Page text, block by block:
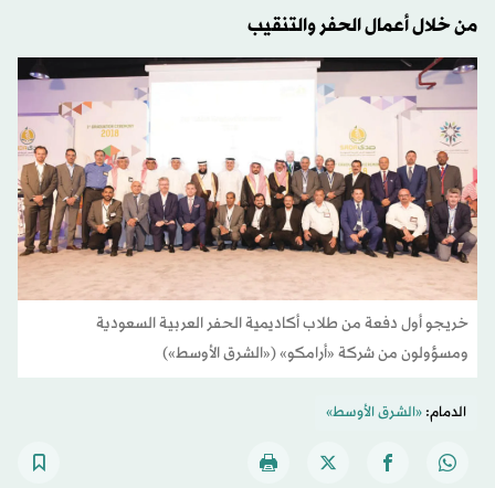
من خلال أعمال الحفر والتنقيب
خريجو أول دفعة من طلاب أكاديمية الحفر العربية السعودية
ومسؤولون من شركة «أرامكو» («الشرق الأوسط»)
الدمام:«الشرق الأوسط»